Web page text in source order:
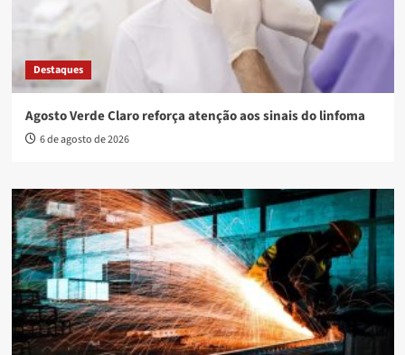
Destaques
Agosto Verde Claro reforça atenção aos sinais do linfoma
6 de agosto de 2026